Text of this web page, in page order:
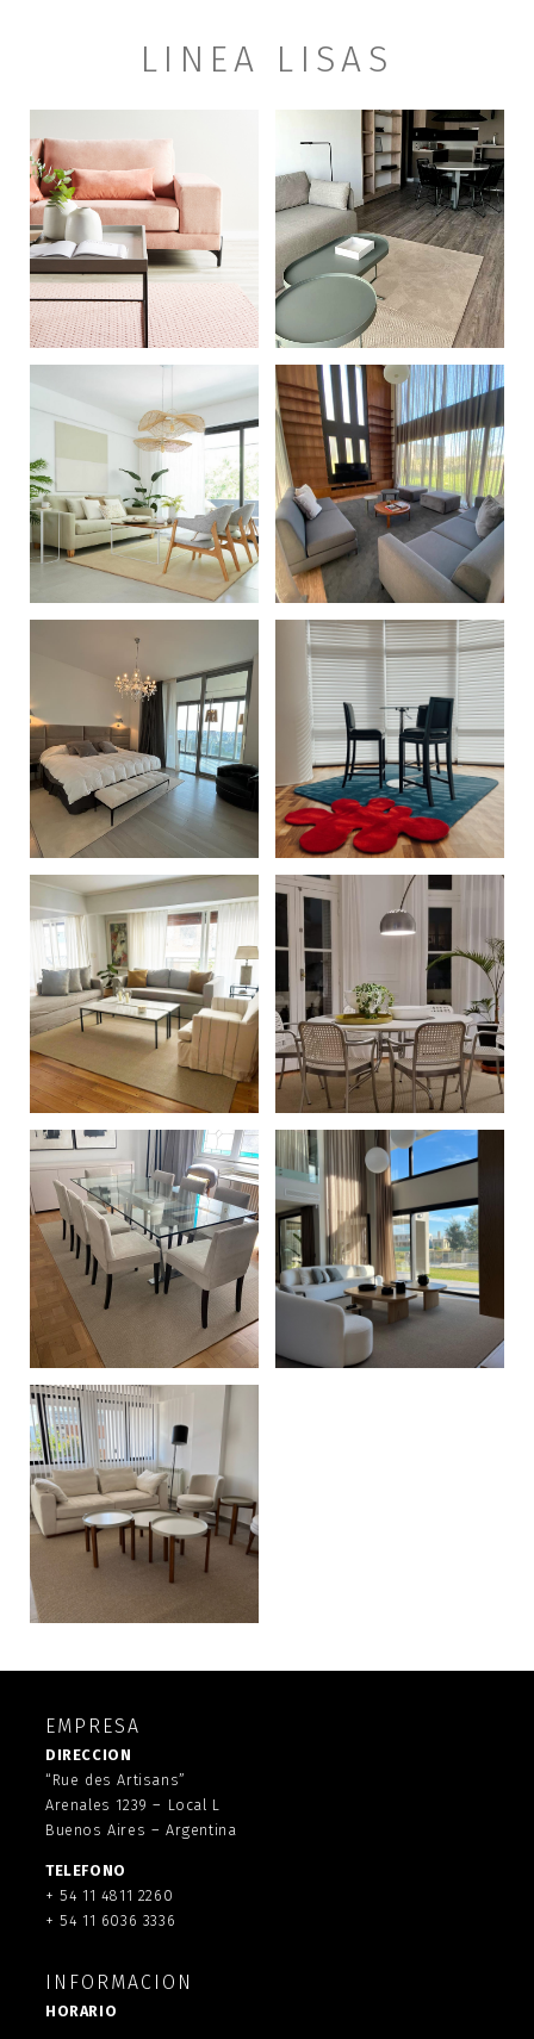
LINEA LISAS
+
+ +
+ +
+ +
+ +
+
EMPRESA
DIRECCION
“Rue des Artisans”
Arenales 1239 – Local L
Buenos Aires – Argentina
TELEFONO
+ 54 11 4811 2260
+ 54 11 6036 3336
INFORMACION
HORARIO